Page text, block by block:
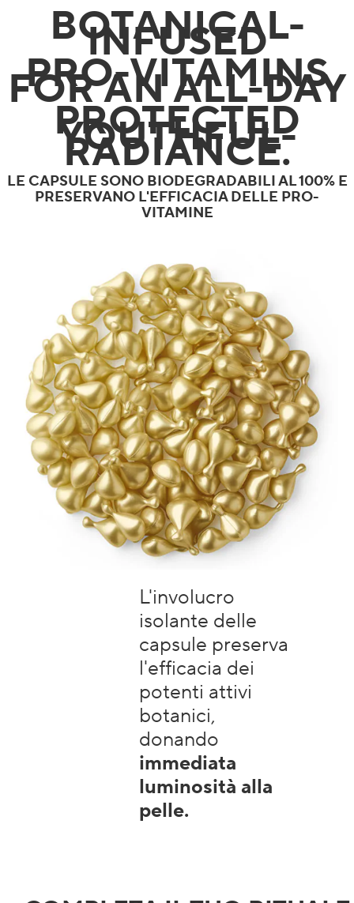
BOTANICAL-
INFUSED
PRO-VITAMINS
FOR AN ALL-DAY
PROTECTED
YOUTHFUL-
RADIANCE.
LE CAPSULE SONO BIODEGRADABILI AL 100% E
PRESERVANO L'EFFICACIA DELLE PRO-
VITAMINE
L'involucro
isolante delle
capsule preserva
l'efficacia dei
potenti attivi
botanici,
donando
immediata
luminosità alla
pelle.